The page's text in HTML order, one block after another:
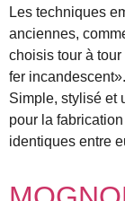
Les techniques
anciennes,
choisis tour à
fer incandescent».
Simple, stylisé et
pour la
identiques entre